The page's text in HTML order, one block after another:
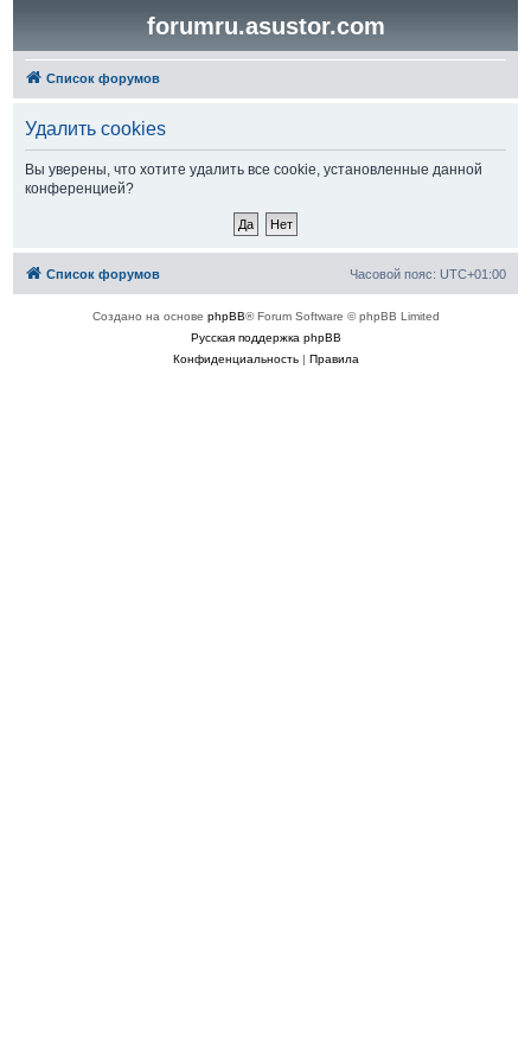
forumru.asustor.com
Список форумов
Удалить cookies
Вы уверены, что хотите удалить все cookie, установленные данной
конференцией?
Список форумов Часовой пояс: UTC+01:00
Создано на основе phpBB® Forum Software © phpBB Limited
Русская поддержка phpBB
Конфиденциальность| Правила